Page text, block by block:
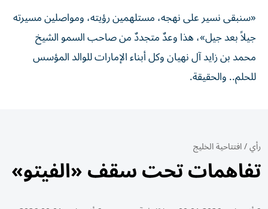
«سنبقى نسير على نهجه، مستلهمين رؤيته، ومواصلين مسيرته
جيلاً بعد جيل»، هذا وعدٌ متجددٌ من صاحب السمو الشيخ
محمد بن زايد آل نهيان وكل أبناء الإمارات للوالد المؤسس
للحلم.. والحقيقة.
رأي/افتتاحية الخليج
تفاهمات تحت سقف «الفيتو»